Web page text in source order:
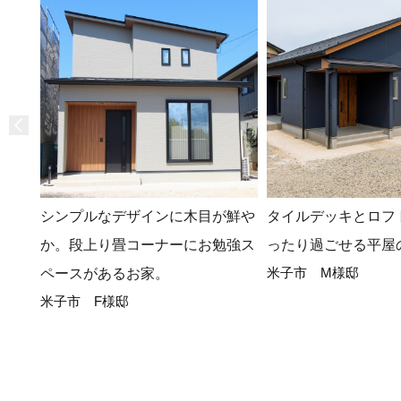
シンプルなデザインに木目が鮮や
か。段上り畳コーナーにお勉強ス
ペースがあるお家。
米子市 F様邸
タイルデッキとロフ
ったり過ごせる平屋
米子市 M様邸